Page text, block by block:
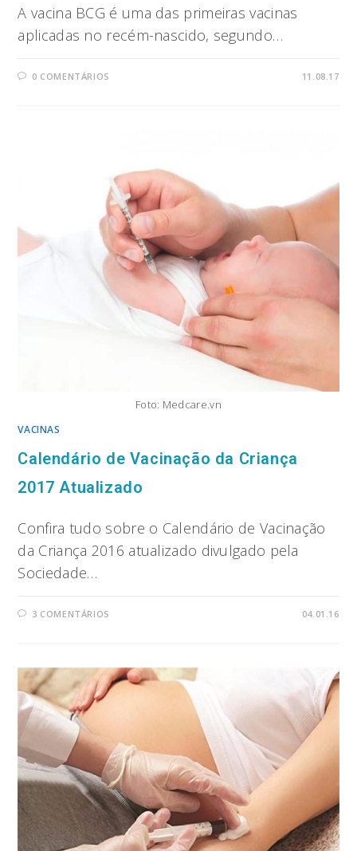
A vacina BCG é uma das primeiras vacinas
aplicadas no recém-nascido, segundo…
0 COMENTÁRIOS 11.08.17
Foto: Medcare.vn
VACINAS
Calendário de Vacinação da Criança
2017 Atualizado
Confira tudo sobre o Calendário de Vacinação
da Criança 2016 atualizado divulgado pela
Sociedade…
3 COMENTÁRIOS 04.01.16